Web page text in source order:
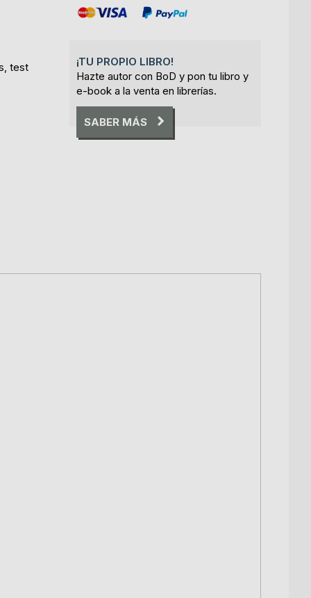
test
¡TU PROPIO LIBRO!
Hazte autor con BoD y pon tu libro y
e-book a la venta en librerías.
SABER MÁS